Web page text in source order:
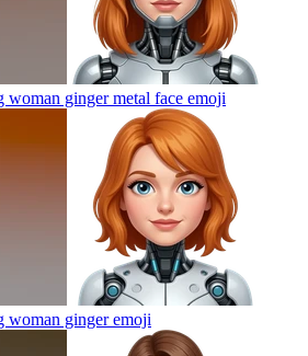
woman ginger metal face emoji
woman gingeremoji